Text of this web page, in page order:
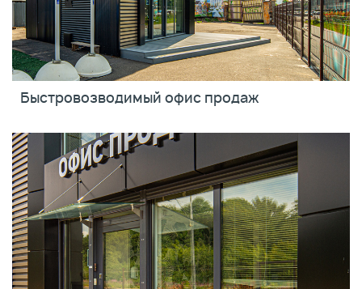
Быстровозводимый офис продаж